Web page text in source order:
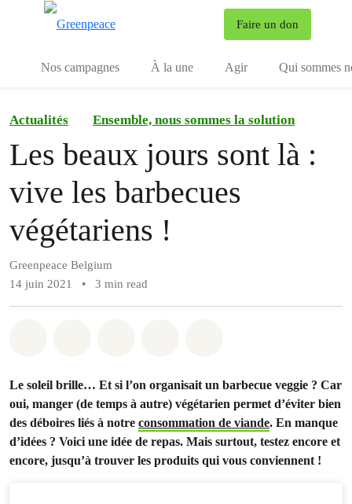
Faire un don
Nos campagnes À la une Agir Qui sommes
Actualités Ensemble, nous sommes la solution
Les beaux jours sont là :
vive les barbecues
végétariens !
Greenpeace Belgium
14 juin 2021
• 3 min read
Le soleil brille… Et si l’on organisait un barbecue veggie ? Car
oui, manger (de temps à autre) végétarien permet d’éviter bien
des déboires liés à notre consommation de viande. En manque
d’idées ? Voici une idée de repas. Mais surtout, testez encore et
encore, jusqu’à trouver les produits qui vous conviennent !